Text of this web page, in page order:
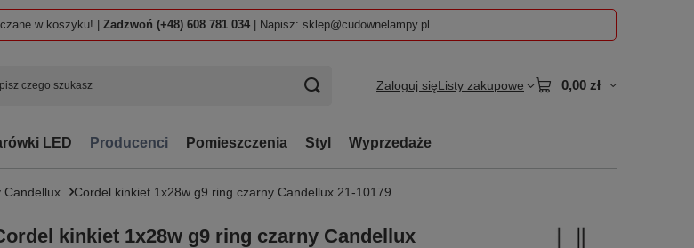
w koszyku! | Zadzwoń (+48) 608 781 034 | Napisz: sklep@cudownelampy.pl
Zaloguj sięListy zakupowe 0,00 zł
LED Producenci Pomieszczenia Styl Wyprzedaże
Candellux Cordel kinkiet 1x28w g9 ring czarny Candellux 21-10179
kinkiet 1x28w g9 ring czarny Candellux